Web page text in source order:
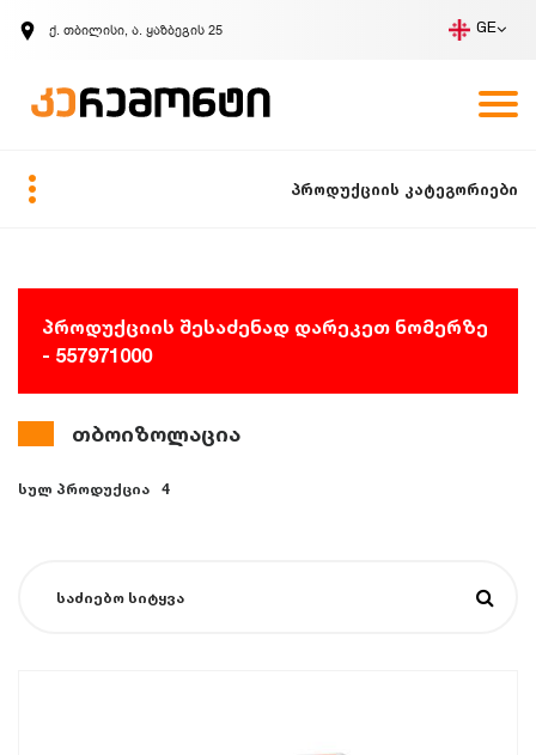
ქ. თბილისი, ა. ყაზბეგის 25 GE
ზარის მოთხოვნა
პროდუქციის კატეგორიები
პროდუქციის შესაძენად დარეკეთ ნომერზე
- 557971000
თბოიზოლაცია
სულ პროდუქცია 4